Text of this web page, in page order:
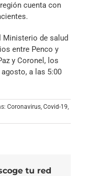
cuenta con
Ministerio de salud
entre Penco y
y Coronel, los
a las 5:00
Coronavirus, Covid-19,
tu red